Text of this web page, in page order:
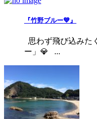
『竹野ブルー💙』
思わず飛び込みた
ー」💎 ...